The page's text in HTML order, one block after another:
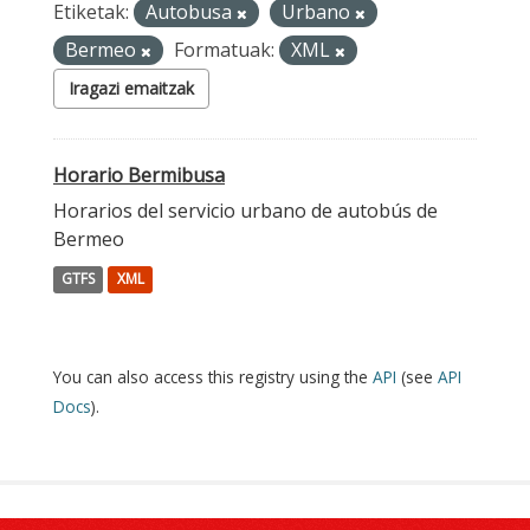
Etiketak: Autobusa
Urbano
Bermeo
Formatuak: XML
Iragazi emaitzak
Horario Bermibusa
Horarios del servicio urbano de autobús de
Bermeo
GTFS XML
You can also access this registry using the API (see API
Docs).